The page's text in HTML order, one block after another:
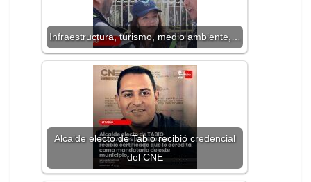
Infraestructura, turismo, medio ambiente,…
Alcalde electo de Tabio recibió credencial
del CNE